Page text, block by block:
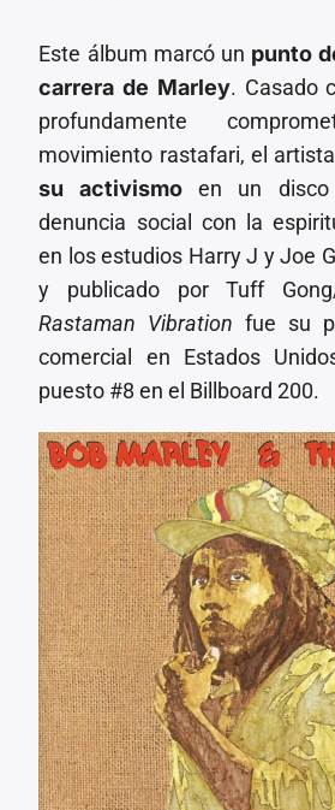
Este álbum marcó un punto
carrera de Marley. Casado
profundamente
movimiento rastafari, el
su activismo en un
denuncia social con la
en los estudios Harry J y Joe
y publicado por Tuff
Rastaman Vibration fue su
comercial en Estados
puesto #8 en el Billboard 200.